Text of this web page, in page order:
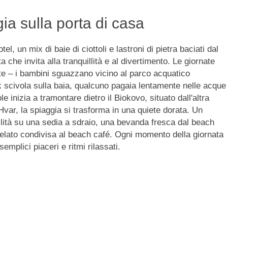
sulla porta di casa
un mix di baie di ciottoli e lastroni di pietra baciati dal
che invita alla tranquillità e al divertimento. Le giornate
– i bambini sguazzano vicino al parco acquatico
scivola sulla baia, qualcuno pagaia lentamente nelle acque
inizia a tramontare dietro il Biokovo, situato dall'altra
la spiaggia si trasforma in una quiete dorata. Un
su una sedia a sdraio, una bevanda fresca dal beach
condivisa al beach café. Ogni momento della giornata
piaceri e ritmi rilassati.